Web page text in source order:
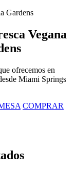
Gardens
Vegana
ofrecemos en
Miami Springs
COMPRAR